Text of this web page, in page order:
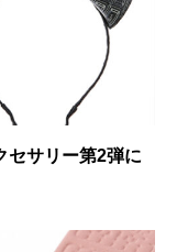
セサリー第2弾に